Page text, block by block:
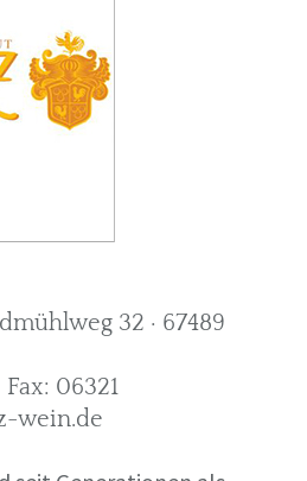
32 · 67489
Fax: 06321
wein.de